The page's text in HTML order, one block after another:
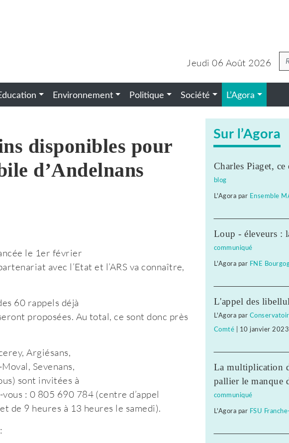
Jeudi 06 Août 2026
Environnement Politique Société L’Agora
disponibles pour
d’Andelnans
le 1er février
avec l’Etat et l’ARS va connaître,
60 rappels déjà
proposées. Au total, ce sont donc près
Argiésans,
Sevenans,
sont invitées à
: 0 805 690 784 (centre d’appel
de 9 heures à 13 heures le samedi).
Sur l’Agora
Charles Piaget, ce
blog
L'Agora par Ensemble
Loup - éleveurs :
communiqué
L'Agora par FNE
L'appel des
L'Agora par
Comté 10 janvier 2023
La multiplication
pallier le manque
communiqué
L'Agora par FSU